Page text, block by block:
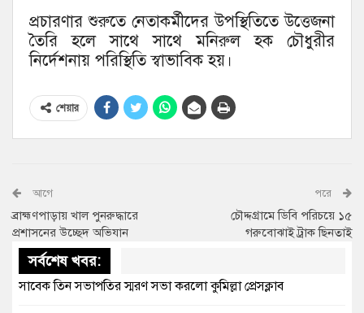
প্রচারণার শুরুতে নেতাকর্মীদের উপস্থিতিতে উত্তেজনা
তৈরি হলে সাথে সাথে মনিরুল হক চৌধুরীর
নির্দেশনায় পরিস্থিতি স্বাভাবিক হয়।
শেয়ার
আগে
ব্রাহ্মণপাড়ায় খাল পুনরুদ্ধারে
প্রশাসনের উচ্ছেদ অভিযান
পরে
চৌদ্দগ্রামে ডিবি পরিচয়ে ১৫
গরুবোঝাই ট্রাক ছিনতাই
সর্বশেষ খবর:
সাবেক তিন সভাপতির স্মরণ সভা করলো কুমিল্লা প্রেসক্লাব